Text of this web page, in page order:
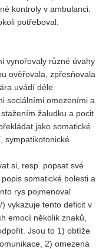
kontroly v ambulanci.
potřeboval.
vynořovaly různé úvahy
ověřovala, zpřesňovala
uvádí déle
sociálními omezeními a
žaludku a pocit
jako somatické
sympatikotonické
si, resp. popsat své
somatické bolesti a
rys pojmenoval
vykazuje tento deficit v
emocí několik znaků,
Jsou to 1) obtíže
2) omezená